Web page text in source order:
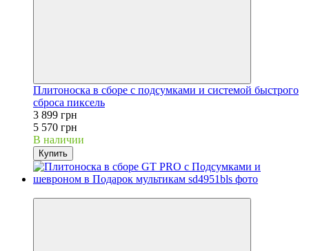
Плитоноска в сборе с подсумками и системой быстрого
сброса пиксель
3 899 грн
5 570 грн
В наличии
Купить